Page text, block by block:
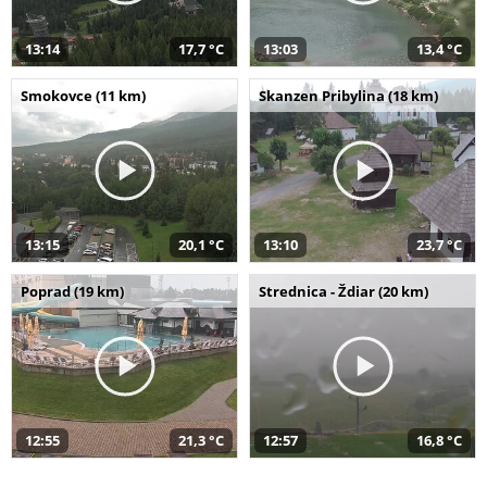
13:14 17,7 °C 13:03 13,4 °C
Smokovce (11 km)
13:15 20,1 °C
Skanzen Pribylina (18 km)
13:10 23,7 °C
Poprad (19 km)
12:55 21,3 °C
Strednica - Ždiar (20 km)
12:57 16,8 °C